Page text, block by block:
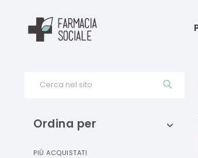
Cerca nel sito
Ordina per
PIÙ ACQUISTATI